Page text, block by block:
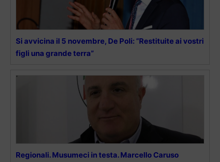
Si avvicina il 5 novembre, De Poli: “Restituite ai vostri
figli una grande terra”
Regionali. Musumeci in testa. Marcello Caruso